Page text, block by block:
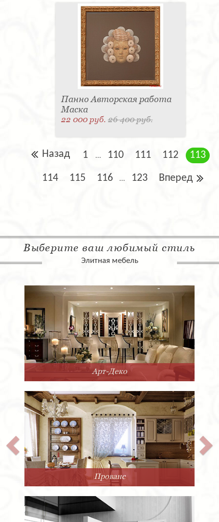
Панно Авторская работа
Маска
22 000 руб.26 400 руб.
Назад 1 ... 110 111 112 113
114 115 116 ... 123 Вперед
Выберите ваш любимый стиль
Элитная мебель
Арт-Деко
Прованс